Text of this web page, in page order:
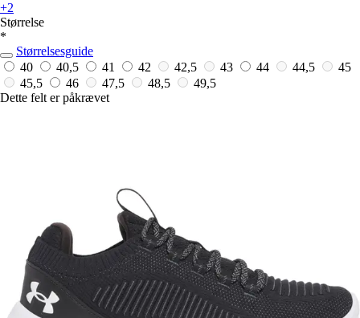
+2
Størrelse
*
Størrelsesguide
40
40,5 41 42 42,5 43 44 44,5
45
45,5
46 47,5 48,5
49,5
Dette felt er påkrævet